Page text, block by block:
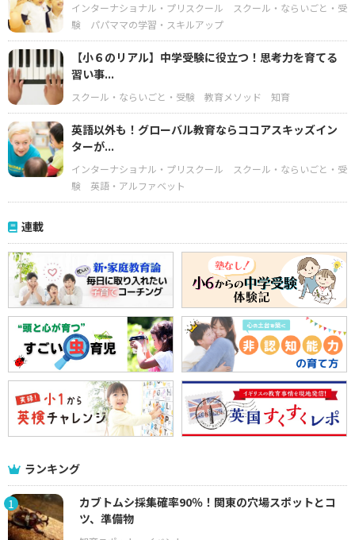
インターナショナル・プリスクール
スクール・ならいごと・受
験
パパママの学習・スキルアップ
【小６のリアル】中学受験に役立つ！思考力を育てる
習い事...
スクール・ならいごと・受験 教育メソッド 知育
英語以外も！グローバル教育ならココアスキッズイン
ターが...
インターナショナル・プリスクール
スクール・ならいごと・受
験
英語・アルファベット
連載
ランキング
1
カブトムシ採集確率90％！関東の穴場スポットとコ
ツ、準備物